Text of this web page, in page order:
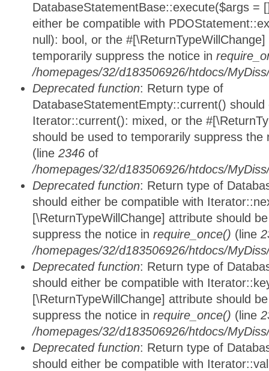
DatabaseStatementBase::execute($args =
either be compatible with
null): bool, or the
temporarily suppress the notice in
/homepages/32/d183506926/htdocs/
Deprecated function: Return type of
DatabaseStatementEmpty::current()
Iterator::current(): mixed, or the
should be used to temporarily suppress
(line 2346 of
/homepages/32/d183506926/htdocs/
Deprecated function: Return type of
should either be compatible with
[\ReturnTypeWillChange] attribute should
suppress the notice in require_once() (line
/homepages/32/d183506926/htdocs/
Deprecated function: Return type of
should either be compatible with
[\ReturnTypeWillChange] attribute should
suppress the notice in require_once() (line
/homepages/32/d183506926/htdocs/
Deprecated function: Return type of
should either be compatible with